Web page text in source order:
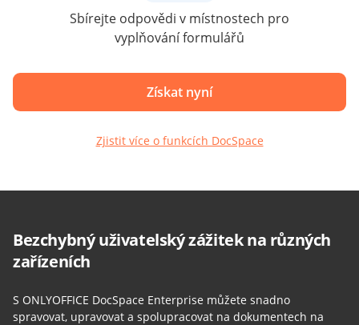
Sbírejte odpovědi v místnostech pro
vyplňování formulářů
Získat nyní
Zjistit více o funkcích DocSpace
Bezchybný uživatelský zážitek na různých
zařízeních
S ONLYOFFICE DocSpace Enterprise můžete snadno
spravovat, upravovat a spolupracovat na dokumentech na